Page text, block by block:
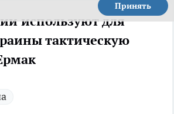
Принять
используют для
тактическую